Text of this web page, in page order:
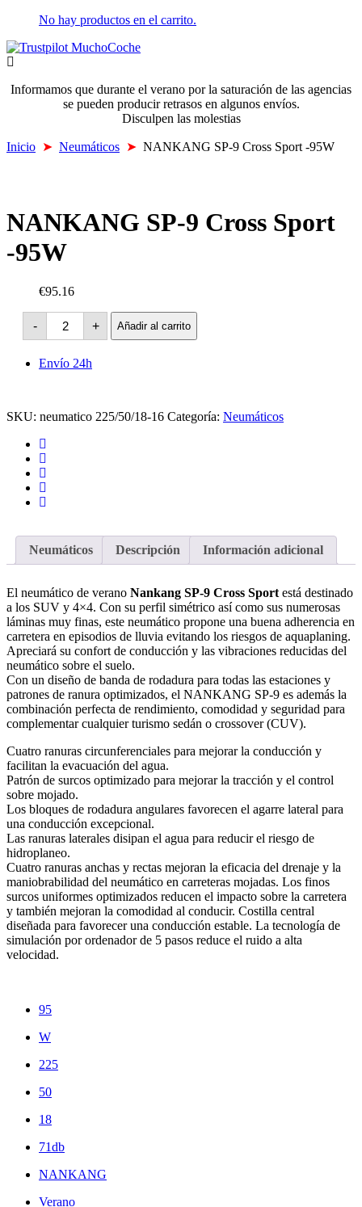
No hay productos en el carrito.
Informamos que durante el verano por la saturación de las agencias
se pueden producir retrasos en algunos envíos.
Disculpen las molestias
Inicio ➤ Neumáticos ➤ NANKANG SP-9 Cross Sport -95W
NANKANG SP-9 Cross Sport
-95W
€95.16
-
NANKANG
SP-
9
Cross
Sport
+ Añadir al carrito
Envío 24h
SKU: neumatico 225/50/18-16 Categoría: Neumáticos
Neumáticos Descripción Información adicional
El neumático de verano Nankang SP-9 Cross Sport está destinado
a los SUV y 4×4. Con su perfil simétrico así como sus numerosas
láminas muy finas, este neumático propone una buena adherencia en
carretera en episodios de lluvia evitando los riesgos de aquaplaning.
Apreciará su confort de conducción y las vibraciones reducidas del
neumático sobre el suelo.
Con un diseño de banda de rodadura para todas las estaciones y
patrones de ranura optimizados, el NANKANG SP-9 es además la
combinación perfecta de rendimiento, comodidad y seguridad para
complementar cualquier turismo sedán o crossover (CUV).
Cuatro ranuras circunferenciales para mejorar la conducción y
facilitan la evacuación del agua.
Patrón de surcos optimizado para mejorar la tracción y el control
sobre mojado.
Los bloques de rodadura angulares favorecen el agarre lateral para
una conducción excepcional.
Las ranuras laterales disipan el agua para reducir el riesgo de
hidroplaneo.
Cuatro ranuras anchas y rectas mejoran la eficacia del drenaje y la
maniobrabilidad del neumático en carreteras mojadas. Los finos
surcos uniformes optimizados reducen el impacto sobre la carretera
y también mejoran la comodidad al conducir. Costilla central
diseñada para favorecer una conducción estable. La tecnología de
simulación por ordenador de 5 pasos reduce el ruido a alta
velocidad.
95
W
225
50
18
71db
NANKANG
Verano